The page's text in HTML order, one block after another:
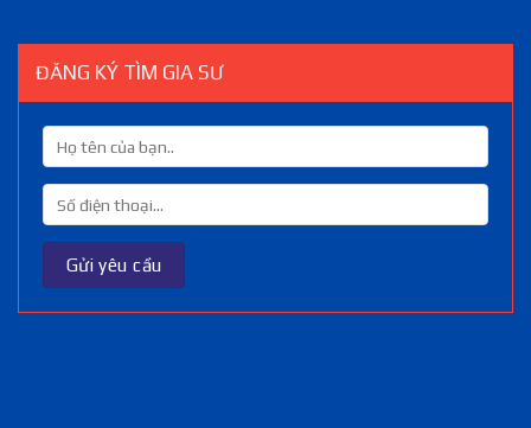
ĐĂNG KÝ TÌM GIA SƯ